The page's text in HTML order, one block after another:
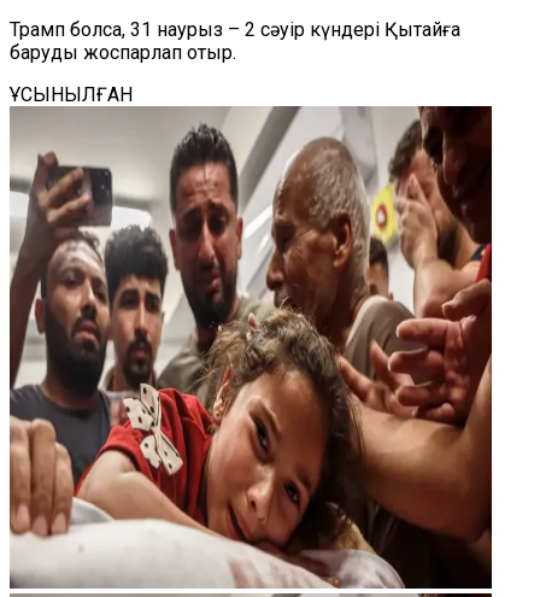
Трамп болса, 31 наурыз – 2 сәуір күндері Қытайға
баруды жоспарлап отыр.
ҰСЫНЫЛҒАН